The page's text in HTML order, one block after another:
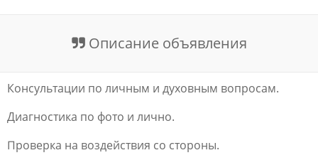
Цены на услуги
Описание объявления
Консультации по личным и духовным вопросам.
Диагностика по фото и лично.
Проверка на воздействия со стороны.